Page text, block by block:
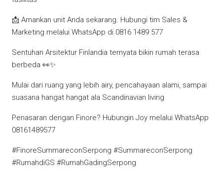
📩 Amankan unit Anda sekarang. Hubungi tim Sales &
Marketing melalui WhatsApp di 0816 1489 577
Sentuhan Arsitektur Finlandia ternyata bikin rumah terasa
berbeda 👀✨
Mulai dari ruang yang lebih airy, pencahayaan alami, sampai
suasana hangat hangat ala Scandinavian living
Penasaran dengan Finore? Hubungin Joy melalui WhatsApp
08161489577
#FinoreSummareconSerpong #SummareconSerpong
#RumahdiGS #RumahGadingSerpong